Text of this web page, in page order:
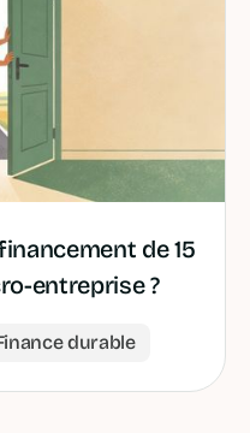
de 15
entreprise ?
durable